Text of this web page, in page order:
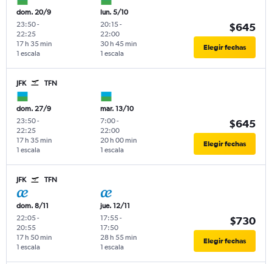
dom. 20/9
23:50-
22:25
1 escala
17 h 35 min
lun. 5/10
20:15-
22:00
1 escala
30 h 45 min
$645
Elegir fechas
JFK TFN
dom. 27/9
23:50-
22:25
1 escala
17 h 35 min
mar. 13/10
7:00-
22:00
1 escala
20 h 00 min
$645
Elegir fechas
JFK TFN
dom. 8/11
22:05-
20:55
1 escala
17 h 50 min
jue. 12/11
17:55-
17:50
1 escala
28 h 55 min
$730
Elegir fechas